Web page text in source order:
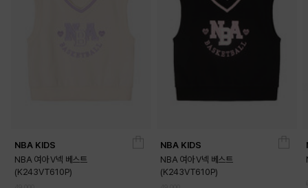
DETAILS
NBA KIDS
NBA 여아 V넥 베스트
(K243VT610P)
NBA KIDS
NBA 여아 V넥 베스트
(K243VT610P)